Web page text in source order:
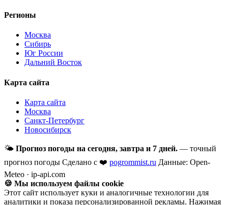
Регионы
Москва
Сибирь
Юг России
Дальний Восток
Карта сайта
Карта сайта
Москва
Санкт-Петербург
Новосибирск
🌤 Прогноз погоды на сегодня, завтра и 7 дней. — точный
прогноз погоды Сделано с ❤️ pogrommist.ru Данные: Open-
Meteo · ip-api.com
🍪 Мы используем файлы cookie
Этот сайт использует куки и аналогичные технологии для
аналитики и показа персонализированной рекламы. Нажимая